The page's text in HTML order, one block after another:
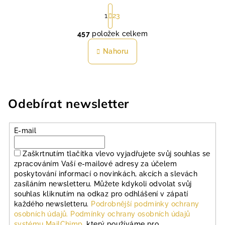
O
v
l
c
í
v
k
y
v
ý
p
S
t
r
á
n
k
o
í
1 23
457 položek celkem
Nahoru
Odebírat newsletter
E-mail
Zaškrtnutím tlačítka vlevo vyjadřujete svůj souhlas se
zpracováním Vaší e-mailové adresy za účelem
poskytování informací o novinkách, akcích a slevách
zasíláním newsletteru. Můžete kdykoli odvolat svůj
souhlas kliknutím na odkaz pro odhlášení v zápatí
každého newsletteru. Podrobnější podmínky ochrany
osobních údajů. Podmínky ochrany osobních údajů